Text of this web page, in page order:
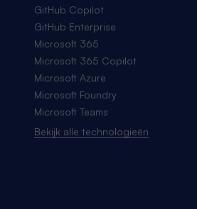
GitHub Copilot
GitHub Enterprise
Microsoft 365
Microsoft 365 Copilot
Microsoft Azure
Microsoft Foundry
Microsoft Teams
Bekijk alle technologieën